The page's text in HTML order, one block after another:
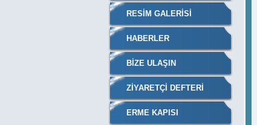
RESIM GALERISI
HABERLER
BIZE ULAŞIN
ZIYARETÇI DEFTERI
ERME KAPISI